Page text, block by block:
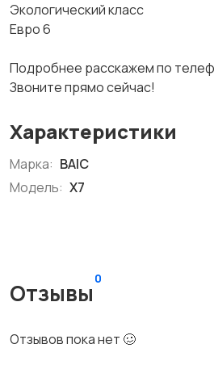
Экологический класс
Евро 6
Подробнее расскажем по
Звоните прямо сейчас!
Характеристики
Марка: BAIC
Модель: X7
Отзывы
0
Отзывов пока нет 🥴